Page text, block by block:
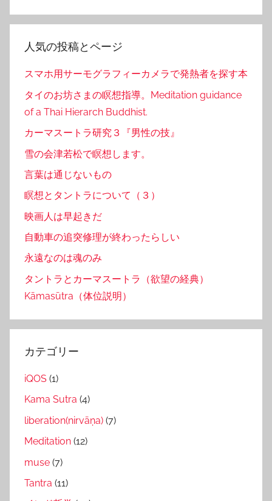
人気の投稿とページ
スマホ用サーモグラフィーカメラで発熱者を探す本
タイのお坊さまの瞑想指導。Meditation guidance
of a Thai Hierarch Buddhist.
カーマスートラ研究３『男性の技』
雪の会津若松で瞑想します。
言葉は通じないもの
瞑想とタントラについて（３）
映画人は早起きだ
自動車の追突修理が終わったらしい
永遠なのは魂のみ
タントラとカーマスートラ（欲望の経典）
Kāmasūtra（体位説明）
カテゴリー
iQOS (1)
Kama Sutra (4)
liberation(nirvāṇa) (7)
Meditation (12)
muse (7)
Tantra (11)